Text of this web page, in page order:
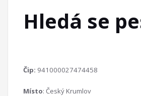
Hledá se
Čip: 941000027474458
Místo: Český Krumlov